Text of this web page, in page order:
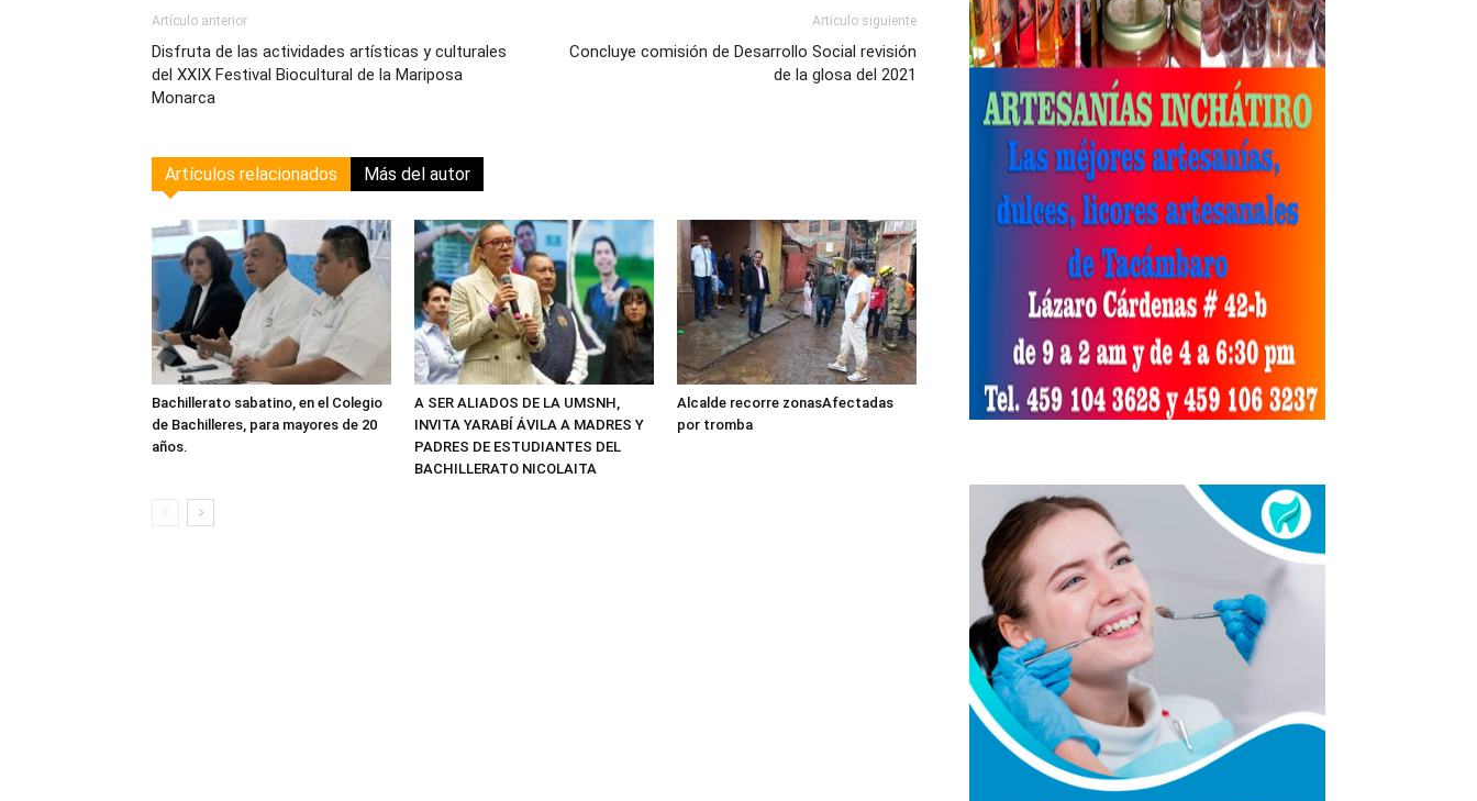
Artículo anterior
Disfruta de las actividades artísticas y culturales
del XXIX Festival Biocultural de la Mariposa
Monarca
Artículo siguiente
Concluye comisión de Desarrollo Social revisión
de la glosa del 2021
Artículos relacionados Más del autor
Bachillerato sabatino, en el Colegio
de Bachilleres, para mayores de 20
años.
A SER ALIADOS DE LA UMSNH,
INVITA YARABÍ ÁVILA A MADRES Y
PADRES DE ESTUDIANTES DEL
BACHILLERATO NICOLAITA
Alcalde recorre zonasAfectadas
por tromba